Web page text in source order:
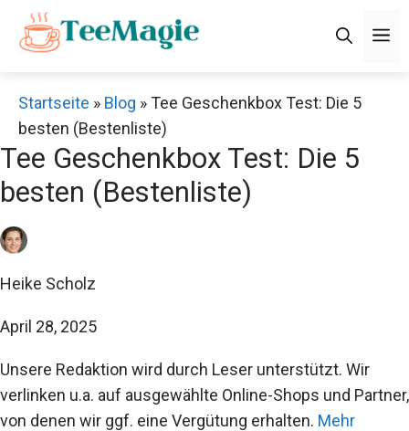
Zum
Inhalt
Startseite » Blog »Tee Geschenkbox Test: Die 5
besten (Bestenliste)
Tee Geschenkbox Test: Die 5
besten (Bestenliste)
Heike Scholz
April 28, 2025
Unsere Redaktion wird durch Leser unterstützt. Wir
verlinken u.a. auf ausgewählte Online-Shops und Partner,
von denen wir ggf. eine Vergütung erhalten. Mehr